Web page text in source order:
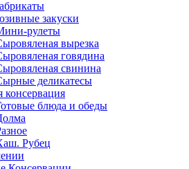
закуски
рулеты
вырезка
говядина
свинина
деликатесы
консервация
блюда и обеды
Рубец